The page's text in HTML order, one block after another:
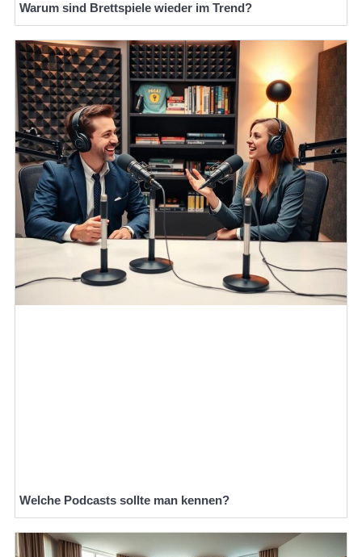
Warum sind Brettspiele wieder im Trend?
Welche Podcasts sollte man kennen?